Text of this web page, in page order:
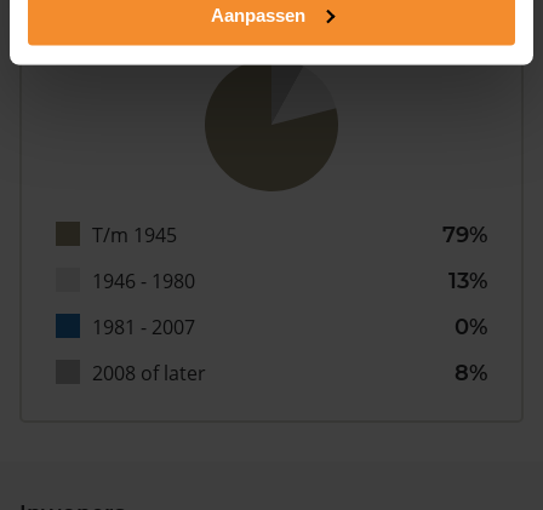
Aanpassen
Bouwjaar
T/m 1945
79%
1946 - 1980
13%
1981 - 2007
0%
2008 of later
8%